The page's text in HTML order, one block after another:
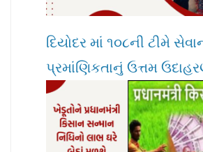
દિયોદર માં ૧૦૮ની ટીમે
પ્રમાંણિકતાનું ઉત્તમ